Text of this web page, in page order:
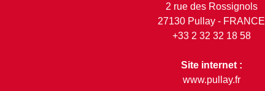
2 rue des Rossignols
27130 Pullay - FRANCE
+33 2 32 32 18 58
Site internet :
www.pullay.fr